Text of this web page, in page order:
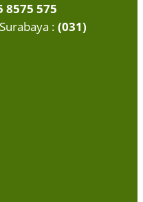
8575 575
: (031)